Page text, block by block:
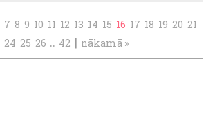
7 8 9 10 11 12 13 14 15 16 17 18 19 20 21
24 25 26 .. 42 | nākamā »